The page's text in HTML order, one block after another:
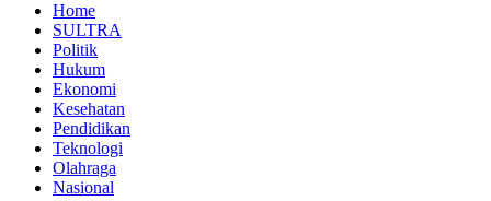
Home
SULTRA
Politik
Hukum
Ekonomi
Kesehatan
Pendidikan
Teknologi
Olahraga
Nasional